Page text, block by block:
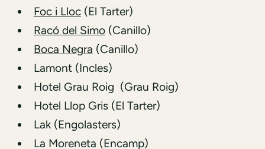
Foc i Lloc(El Tarter)
Racó del Simo(Canillo)
Boca Negra (Canillo)
Lamont (Incles)
Hotel Grau Roig (Grau Roig)
Hotel Llop Gris (El Tarter)
Lak (Engolasters)
La Moreneta (Encamp)